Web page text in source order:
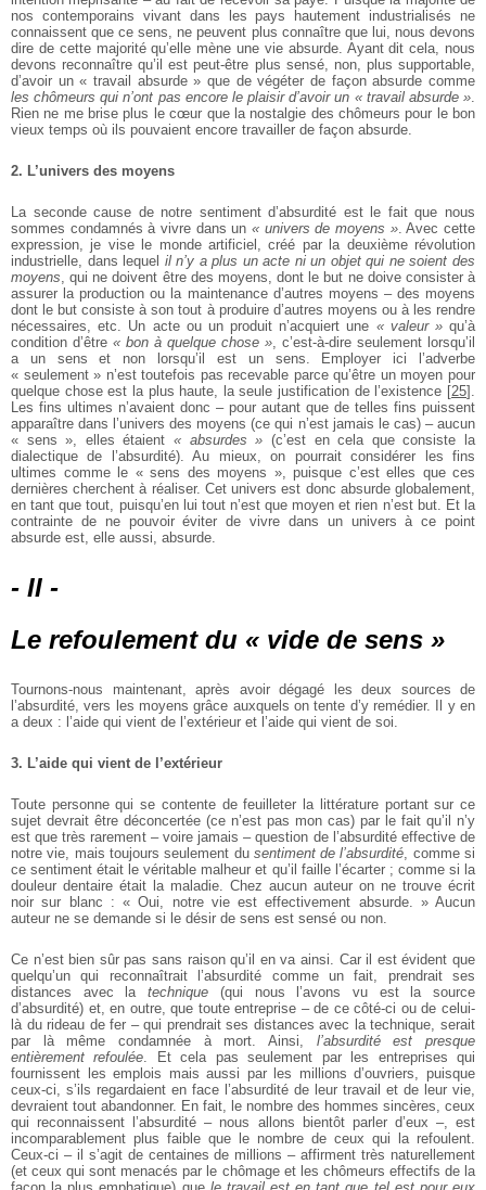
nos contemporains vivant dans les pays hautement industrialisés ne
connaissent que ce sens, ne peuvent plus connaître que lui, nous devons
dire de cette majorité qu’elle mène une vie absurde. Ayant dit cela, nous
devons reconnaître qu’il est peut-être plus sensé, non, plus supportable,
d’avoir un « travail absurde » que de végéter de façon absurde comme
les chômeurs qui n’ont pas encore le plaisir d’avoir un « travail absurde »
Rien ne me brise plus le cœur que la nostalgie des chômeurs pour le bon
vieux temps où ils pouvaient encore travailler de façon absurde.
2. L’univers des moyens
La seconde cause de notre sentiment d’absurdité est le fait que nous
sommes condamnés à vivre dans un « univers de moyens ». Avec cette
expression, je vise le monde artificiel, créé par la deuxième révolution
industrielle, dans lequel il n’y a plus un acte ni un objet qui ne soient des
moyens , qui ne doivent être des moyens, dont le but ne doive consister à
assurer la production ou la maintenance d’autres moyens – des moyens
dont le but consiste à son tout à produire d’autres moyens ou à les rendre
nécessaires, etc. Un acte ou un produit n’acquiert une « valeur »qu’à
condition d’être « bon à quelque chose » , c’est-à-dire seulement lorsqu’il
a un sens et non lorsqu’il est un sens. Employer ici l’adverbe
« seulement » n’est toutefois pas recevable parce qu’être un moyen pour
quelque chose est la plus haute, la seule justification de l’existence [25]
Les fins ultimes n’avaient donc – pour autant que de telles fins puissent
apparaître dans l’univers des moyens (ce qui n’est jamais le cas) – aucun
« sens », elles étaient« absurdes » (c’est en cela que consiste la
dialectique de l’absurdité). Au mieux, on pourrait considérer les fins
ultimes comme le « sens des moyens », puisque c’est elles que ces
dernières cherchent à réaliser. Cet univers est donc absurde globalement,
en tant que tout, puisqu’en lui tout n’est que moyen et rien n’est but. Et la
contrainte de ne pouvoir éviter de vivre dans un univers à ce point
absurde est, elle aussi, absurde.
- II -
Le refoulement du « vide de sens »
Tournons-nous maintenant, après avoir dégagé les deux sources de
l’absurdité, vers les moyens grâce auxquels on tente d’y remédier. Il y en
a deux : l’aide qui vient de l’extérieur et l’aide qui vient de soi.
3. L’aide qui vient de l’extérieur
Toute personne qui se contente de feuilleter la littérature portant sur ce
sujet devrait être déconcertée (ce n’est pas mon cas) par le fait qu’il n’y
est que très rarement – voire jamais – question de l’absurdité effective de
notre vie, mais toujours seulement du sentiment de l’absurdité, comme si
ce sentiment était le véritable malheur et qu’il faille l’écarter ; comme si la
douleur dentaire était la maladie. Chez aucun auteur on ne trouve écrit
noir sur blanc : « Oui, notre vie est effectivement absurde. » Aucun
auteur ne se demande si le désir de sens est sensé ou non.
Ce n’est bien sûr pas sans raison qu’il en va ainsi. Car il est évident que
quelqu’un qui reconnaîtrait l’absurdité comme un fait, prendrait ses
distances avec latechnique (qui nous l’avons vu est la source
d’absurdité) et, en outre, que toute entreprise – de ce côté-ci ou de celui-
là du rideau de fer – qui prendrait ses distances avec la technique, serait
par là même condamnée à mort. Ainsi, l’absurdité est presque
entièrement refoulée. Et cela pas seulement par les entreprises qui
fournissent les emplois mais aussi par les millions d’ouvriers, puisque
ceux-ci, s’ils regardaient en face l’absurdité de leur travail et de leur vie,
devraient tout abandonner. En fait, le nombre des hommes sincères, ceux
qui reconnaissent l’absurdité – nous allons bientôt parler d’eux –, est
incomparablement plus faible que le nombre de ceux qui la refoulent.
Ceux-ci – il s’agit de centaines de millions – affirment très naturellement
(et ceux qui sont menacés par le chômage et les chômeurs effectifs de la